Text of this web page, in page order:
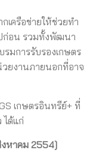
เครือข่ายให้ช่วยทำ
ก่อน รวมทั้งพัฒนา
มการรับรองเกษตร
วยงานภายนอกที่อาจ
เกษตรอินทรีย์+ ที่
ได้แก่
หาคม 2554]